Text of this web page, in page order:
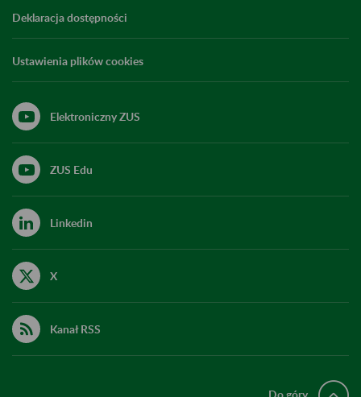
Deklaracja dostępności
Ustawienia plików cookies
Elektroniczny ZUS
ZUS Edu
Linkedin
X
Kanał RSS
Do góry